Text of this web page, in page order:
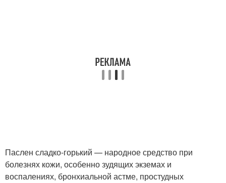
Паслен сладко-горький — народное средство при
болезнях кожи, особенно зудящих экземах и
воспалениях, бронхиальной астме, простудных